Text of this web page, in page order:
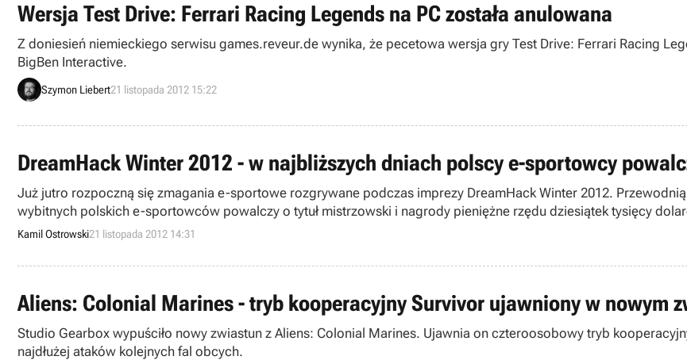
Wersja Test Drive: Ferrari Racing Legends na PC została anulowana
Z doniesień niemieckiego serwisu games.reveur.de wynika, że pecetowa wersja gry Test Drive: Ferrari Racing
BigBen Interactive.
Szymon Liebert21 listopada 2012 15:22
DreamHack Winter 2012 - w najbliższych dniach polscy e-sportowcy
Już jutro rozpoczną się zmagania e-sportowe rozgrywane podczas imprezy DreamHack Winter 2012.
wybitnych polskich e-sportowców powalczy o tytuł mistrzowski i nagrody pieniężne rzędu dziesiątek tysięcy
Kamil Ostrowski21 listopada 2012 14:31
Aliens: Colonial Marines - tryb kooperacyjny Survivor ujawniony w nowym
Studio Gearbox wypuściło nowy zwiastun z Aliens: Colonial Marines. Ujawnia on czteroosobowy tryb
najdłużej ataków kolejnych fal obcych.